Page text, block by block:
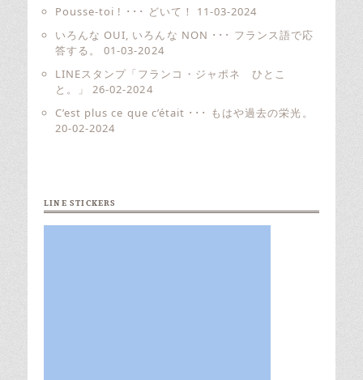
Pousse-toi ! ･･･ どいて！
11-03-2024
いろんな OUI, いろんな NON ･･･ フランス語で応
答する。
01-03-2024
LINEスタンプ「フランコ・ジャポネ ひとこ
と。」
26-02-2024
C’est plus ce que c’était ･･･ もはや過去の栄光。
20-02-2024
LINE STICKERS